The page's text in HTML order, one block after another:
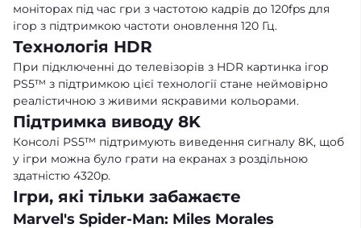
моніторах під час гри з частотою кадрів до 120fps для
ігор з підтримкою частоти оновлення 120 Гц.
Технологія HDR
При підключенні до телевізорів з HDR картинка ігор
PS5™ з підтримкою цієї технології стане неймовірно
реалістичною з живими яскравими кольорами.
Підтримка виводу 8K
Консолі PS5™ підтримують виведення сигналу 8K, щоб
у ігри можна було грати на екранах з роздільною
здатністю 4320p.
Ігри, які тільки забажаєте
Marvel's Spider-Man: Miles Morales